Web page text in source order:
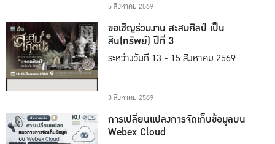
5 สิงหาคม 2569
ขอเชิญร่วมงาน สะสมศิลป์ เป็น
สิน(ทรัพย์) ปีที่ 3
ระหว่างวันที่ 13 - 15 สิงหาคม 2569
3 สิงหาคม 2569
การเปลี่ยนแปลงการจัดเก็บข้อมูลบน
Webex Cloud